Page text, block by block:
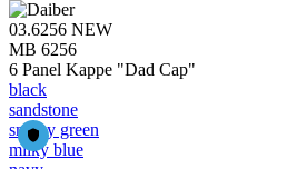
03.6256 NEW
MB 6256
6 Panel Kappe "Dad Cap"
black
sandstone
smoky green
milky blue